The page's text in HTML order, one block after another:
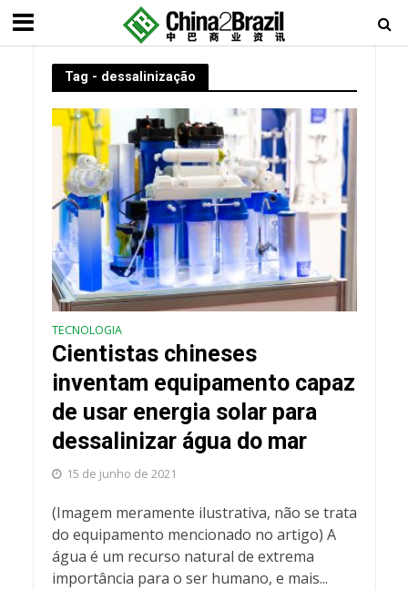
Tag - dessalinização
TECNOLOGIA
Cientistas chineses
inventam equipamento capaz
de usar energia solar para
dessalinizar água do mar
15 de junho de 2021
(Imagem meramente ilustrativa, não se trata
do equipamento mencionado no artigo) A
água é um recurso natural de extrema
importância para o ser humano, e mais...